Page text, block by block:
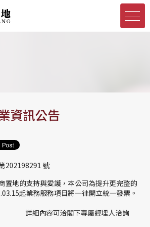
資訊公告
202198291 號
置地的支持與愛護，本公司為提升更完整的
起業務服務項目將一律開立統一發票。
洽閣下專屬經埋人洽詢